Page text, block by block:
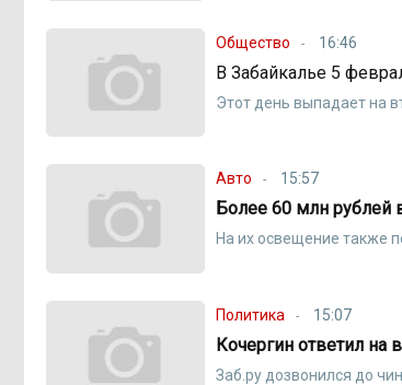
Общество 16:46
В Забайкалье 5
Этот день выпадает на
Авто 15:57
Более 60 млн рублей
На их освещение также
Политика 15:07
Кочергин ответил на
Заб.ру дозвонился до